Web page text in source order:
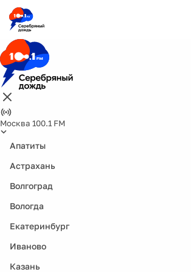
Москва 100.1 FM
Апатиты
Астрахань
Волгоград
Вологда
Екатеринбург
Иваново
Казань